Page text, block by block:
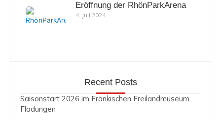
Eröffnung der RhönParkArena
4. Juli 2024
Recent Posts
Saisonstart 2026 im Fränkischen Freilandmuseum
Fladungen